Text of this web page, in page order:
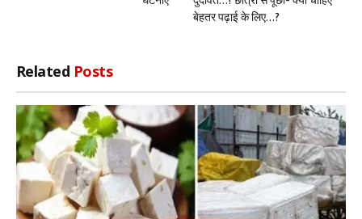
बेहतर पढ़ाई के लिए…?
Related Posts